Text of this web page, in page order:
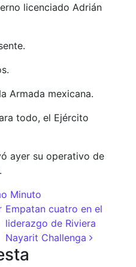
licenciado Adrián
Armada mexicana.
todo, el Ejército
ayer su operativo de
Minuto
entradas
Empatan cuatro en el
liderazgo de Riviera
Nayarit Challenga